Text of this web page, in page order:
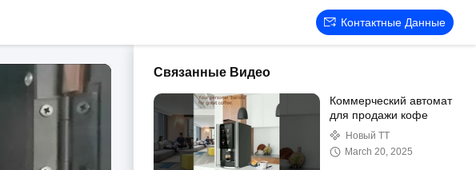
Контактные Данные
Связанные Видео
Коммерческий автомат
для продажи кофе
Новый TT
March 20, 2025